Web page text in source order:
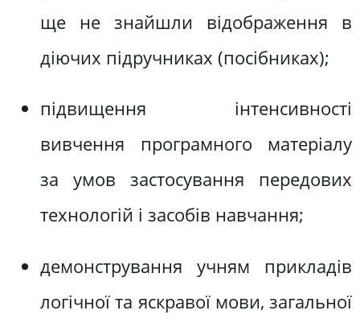
ще не знайшли відображення в
діючих підручниках (посібниках);
підвищення інтенсивності
вивчення програмного матеріалу
за умов застосування передових
технологій і засобів навчання;
демонстрування учням прикладів
логічної та яскравої мови, загальної